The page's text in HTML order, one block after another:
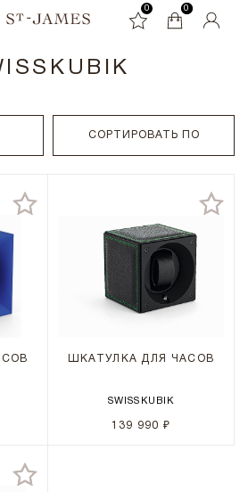
0 0
0
СОРТИРОВАТЬ ПО
ШКАТУЛКА ДЛЯ ЧАСОВ
SWISSKUBIK
139 990 ₽